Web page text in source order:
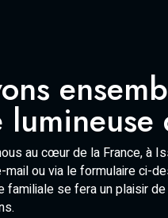
lumineuse
au cœur de la France, à
mail ou via le formulaire ci-
familiale se fera un plaisir